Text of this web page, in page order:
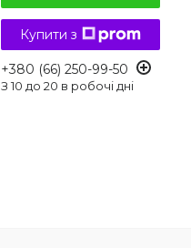
Купити з
+380 (66) 250-99-50
З 10 до 20 в робочі дні